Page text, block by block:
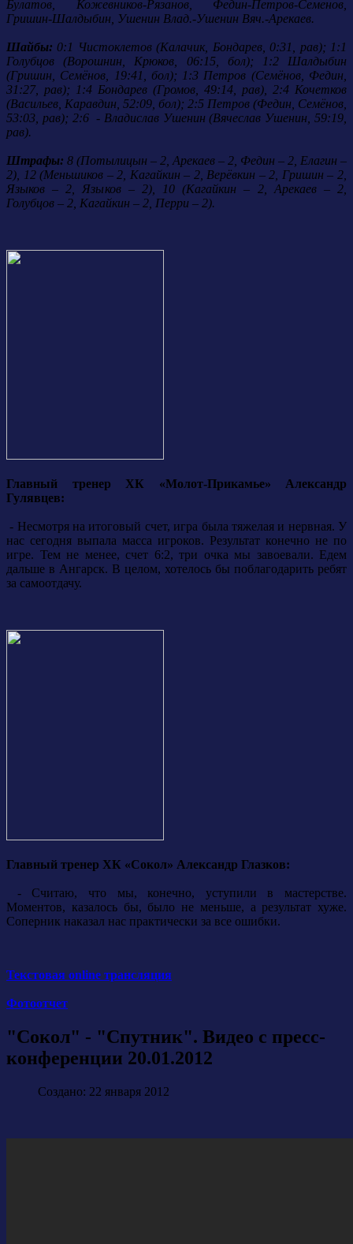
Булатов, Кожевников-Рязанов, Федин-Петров-Семенов,
Гришин-Шалдыбин, Ушенин Влад.-Ушенин Вяч.-Арекаев.
Шайбы: 0:1 Чистоклетов (Калачик, Бондарев, 0:31, рав); 1:1
Голубцов (Ворошнин, Крюков, 06:15, бол); 1:2 Шалдыбин
(Гришин, Семёнов, 19:41, бол); 1:3 Петров (Семёнов, Федин,
31:27, рав); 1:4 Бондарев (Громов, 49:14, рав), 2:4 Кочетков
(Васильев, Каравдин, 52:09, бол); 2:5 Петров (Федин, Семёнов,
53:03, рав); 2:6 - Владислав Ушенин (Вячеслав Ушенин, 59:19,
рав).
Штрафы: 8 (Потылицын – 2, Арекаев – 2, Федин – 2, Елагин –
2), 12 (Меньшиков – 2, Кагайкин – 2, Верёвкин – 2, Гришин – 2,
Языков – 2, Языков – 2), 10 (Кагайкин – 2, Арекаев – 2,
Голубцов – 2, Кагайкин – 2, Перри – 2).
Главный тренер ХК «Молот-Прикамье» Александр
Гулявцев:
- Несмотря на итоговый счет, игра была тяжелая и нервная. У
нас сегодня выпала масса игроков. Результат конечно не по
игре. Тем не менее, счет 6:2, три очка мы завоевали. Едем
дальше в Ангарск. В целом, хотелось бы поблагодарить ребят
за самоотдачу.
Главный тренер ХК «Сокол» Александр Глазков:
- Считаю, что мы, конечно, уступили в мастерстве.
Моментов, казалось бы, было не меньше, а результат хуже.
Соперник наказал нас практически за все ошибки.
Текстовая online трансляция
Фотоотчет
"Сокол" - "Спутник". Видео с пресс-
конференции 20.01.2012
Создано: 22 января 2012